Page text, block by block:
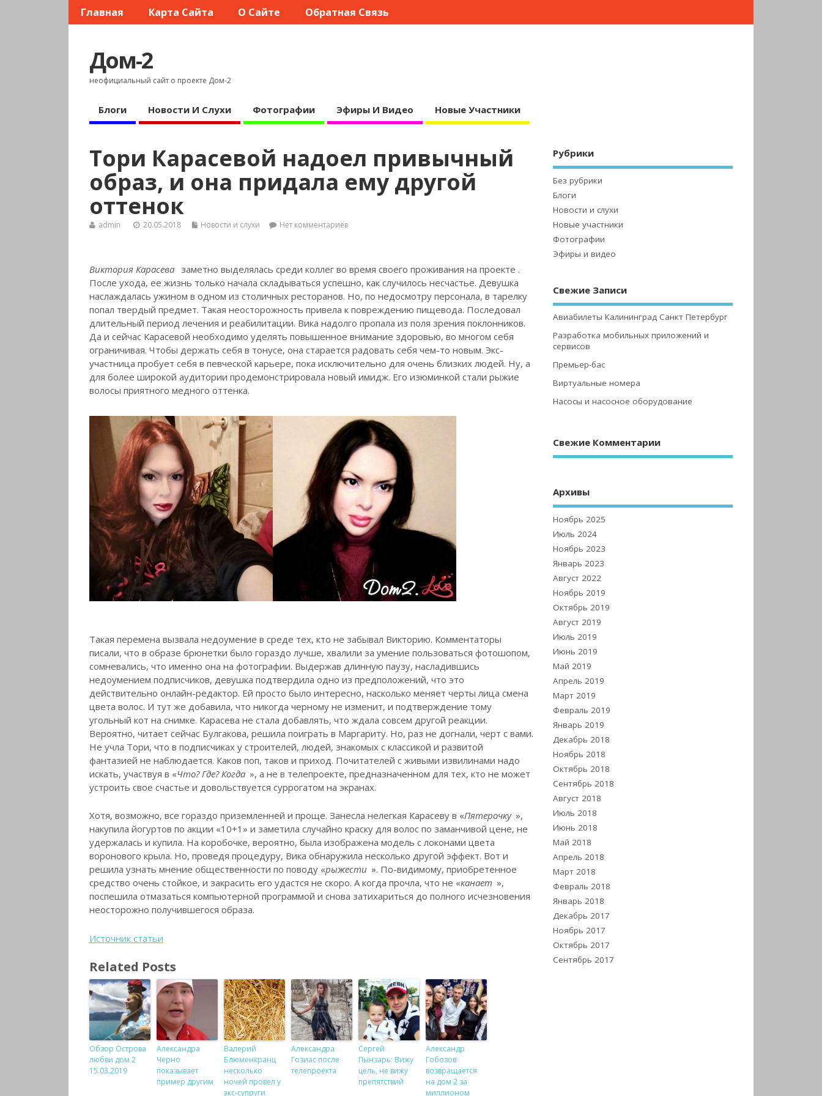
Главная Карта Сайта О Сайте Обратная Связь
Дом-2
неофициальный сайт о проекте Дом-2
Блоги Новости И Слухи Фотографии Эфиры И Видео Новые Участники
Тори Карасевой надоел привычный
образ, и она придала ему другой
оттенок
admin 20.05.2018 Новости и слухи Нет комментариев
Виктория Карасева заметно выделялась среди коллег во время своего проживания на проекте .
После ухода, ее жизнь только начала складываться успешно, как случилось несчастье. Девушка
наслаждалась ужином в одном из столичных ресторанов. Но, по недосмотру персонала, в тарелку
попал твердый предмет. Такая неосторожность привела к повреждению пищевода. Последовал
длительный период лечения и реабилитации. Вика надолго пропала из поля зрения поклонников.
Да и сейчас Карасевой необходимо уделять повышенное внимание здоровью, во многом себя
ограничивая. Чтобы держать себя в тонусе, она старается радовать себя чем-то новым. Экс-
участница пробует себя в певческой карьере, пока исключительно для очень близких людей. Ну, а
для более широкой аудитории продемонстрировала новый имидж. Его изюминкой стали рыжие
волосы приятного медного оттенка.
Такая перемена вызвала недоумение в среде тех, кто не забывал Викторию. Комментаторы
писали, что в образе брюнетки было гораздо лучше, хвалили за умение пользоваться фотошопом,
сомневались, что именно она на фотографии. Выдержав длинную паузу, насладившись
недоумением подписчиков, девушка подтвердила одно из предположений, что это
действительно онлайн-редактор. Ей просто было интересно, насколько меняет черты лица смена
цвета волос. И тут же добавила, что никогда черному не изменит, и подтверждение тому
угольный кот на снимке. Карасева не стала добавлять, что ждала совсем другой реакции.
Вероятно, читает сейчас Булгакова, решила поиграть в Маргариту. Но, раз не догнали, черт с вами.
Не учла Тори, что в подписчиках у строителей, людей, знакомых с классикой и развитой
фантазией не наблюдается. Каков поп, таков и приход. Почитателей с живыми извилинами надо
искать, участвуя в «Что? Где? Когда », а не в телепроекте, предназначенном для тех, кто не может
устроить свое счастье и довольствуется суррогатом на экранах.
Хотя, возможно, все гораздо приземленней и проще. Занесла нелегкая Карасеву в «Пятерочку »,
накупила йогуртов по акции «10+1» и заметила случайно краску для волос по заманчивой цене, не
удержалась и купила. На коробочке, вероятно, была изображена модель с локонами цвета
воронового крыла. Но, проведя процедуру, Вика обнаружила несколько другой эффект. Вот и
решила узнать мнение общественности по поводу «рыжести ». По-видимому, приобретенное
средство очень стойкое, и закрасить его удастся не скоро. А когда прочла, что не «канает »,
поспешила отмазаться компьютерной программой и снова затихариться до полного исчезновения
неосторожно получившегося образа.
Источник статьи
Related Posts
Обзор Острова
любви дом 2
15.03.2019
Александра
Черно
показывает
пример другим
Валерий
Блюменкранц
несколько
ночей провел у
экс-супруги
Александра
Гозиас после
телепроекта
Сергей
Пынзарь: Вижу
цель, не вижу
препятствий
Александр
Гобозов
возвращается
на дом 2 за
миллионом
Рубрики
Без рубрики
Блоги
Новости и слухи
Новые участники
Фотографии
Эфиры и видео
Свежие Записи
Авиабилеты Калининград Санкт Петербург
Разработка мобильных приложений и
сервисов
Премьер-бас
Виртуальные номера
Насосы и насосное оборудование
Свежие Комментарии
Архивы
Ноябрь 2025
Июль 2024
Ноябрь 2023
Январь 2023
Август 2022
Ноябрь 2019
Октябрь 2019
Август 2019
Июль 2019
Июнь 2019
Май 2019
Апрель 2019
Март 2019
Февраль 2019
Январь 2019
Декабрь 2018
Ноябрь 2018
Октябрь 2018
Сентябрь 2018
Август 2018
Июль 2018
Июнь 2018
Май 2018
Апрель 2018
Март 2018
Февраль 2018
Январь 2018
Декабрь 2017
Ноябрь 2017
Октябрь 2017
Сентябрь 2017